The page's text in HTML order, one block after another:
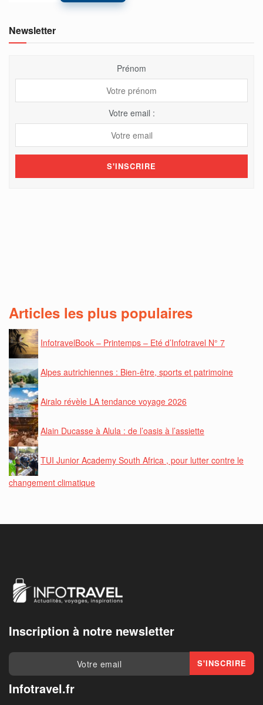
Newsletter
Prénom
Votre email :
Articles les plus populaires
InfotravelBook – Printemps – Eté d’Infotravel N° 7
Alpes autrichiennes : Bien-être, sports et patrimoine
Airalo révèle LA tendance voyage 2026
Alain Ducasse à Alula : de l’oasis à l’assiette
TUI Junior Academy South Africa , pour lutter contre le
changement climatique
Inscription à notre newsletter
Infotravel.fr